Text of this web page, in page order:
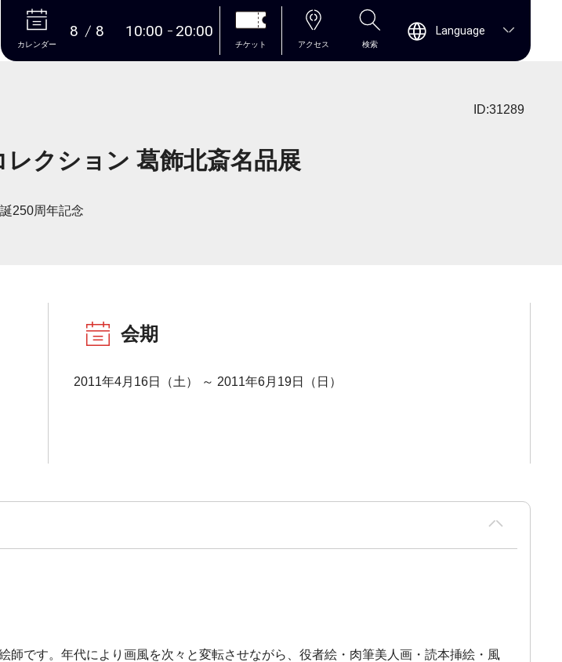
本文へ
カレンダー
8 8 10:00 20:00
チケット アクセス 検索
Language
ID:31289
クション 葛飾北斎名品展
250周年記念
会期
2011年4月16日（土） ～ 2011年6月19日（日）
です。年代により画風を次々と変転させながら、役者絵・肉筆美人画・読本挿絵・風